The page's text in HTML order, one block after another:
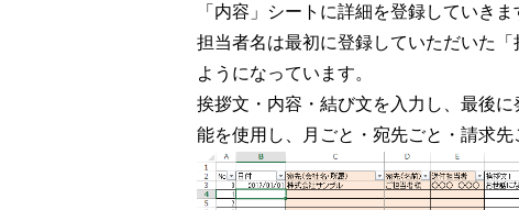
「内容」シートに詳細を登録していきま
担当者名は最初に登録していただいた
ようになっています。
挨拶文・内容・結び文を入力し、最後
能を使用し、月ごと・宛先ごと・請求